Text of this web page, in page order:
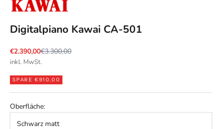
Digitalpiano Kawai CA-501
Angebot
€2.390,00Regulärer Preis
€3.300,00
inkl. MwSt.
SPARE €910,00
Oberfläche:
Schwarz matt